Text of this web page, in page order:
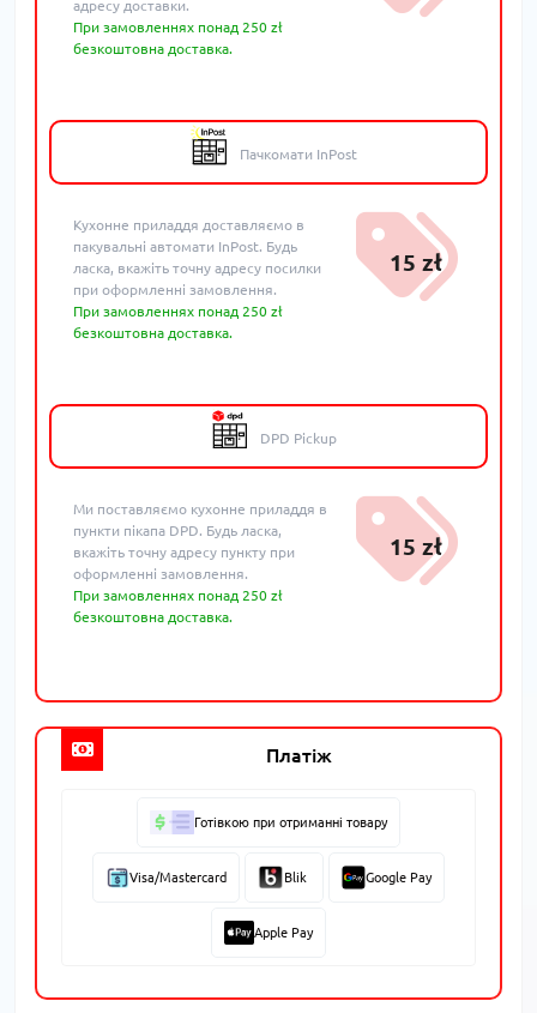
адресу доставки.
При замовленнях понад 250 zł
безкоштовна доставка.
Пачкомати InPost
Кухонне приладдя доставляємо в
пакувальні автомати InPost. Будь
ласка, вкажіть точну адресу посилки
при оформленні замовлення.
При замовленнях понад 250 zł
безкоштовна доставка.
15 zł
DPD Pickup
Ми поставляємо кухонне приладдя в
пункти пікапа DPD. Будь ласка,
вкажіть точну адресу пункту при
оформленні замовлення.
При замовленнях понад 250 zł
безкоштовна доставка.
15 zł
Платіж
Готівкою при отриманні товару
Visa/Mastercard Blik Google Pay
Apple Pay